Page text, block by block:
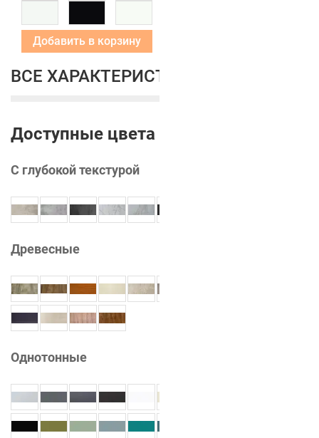
Добавить в корзину
ВСЕ ХАРАКТЕРИСТИКИ
Доступные цвета
С глубокой текстурой
Древесные
Однотонные